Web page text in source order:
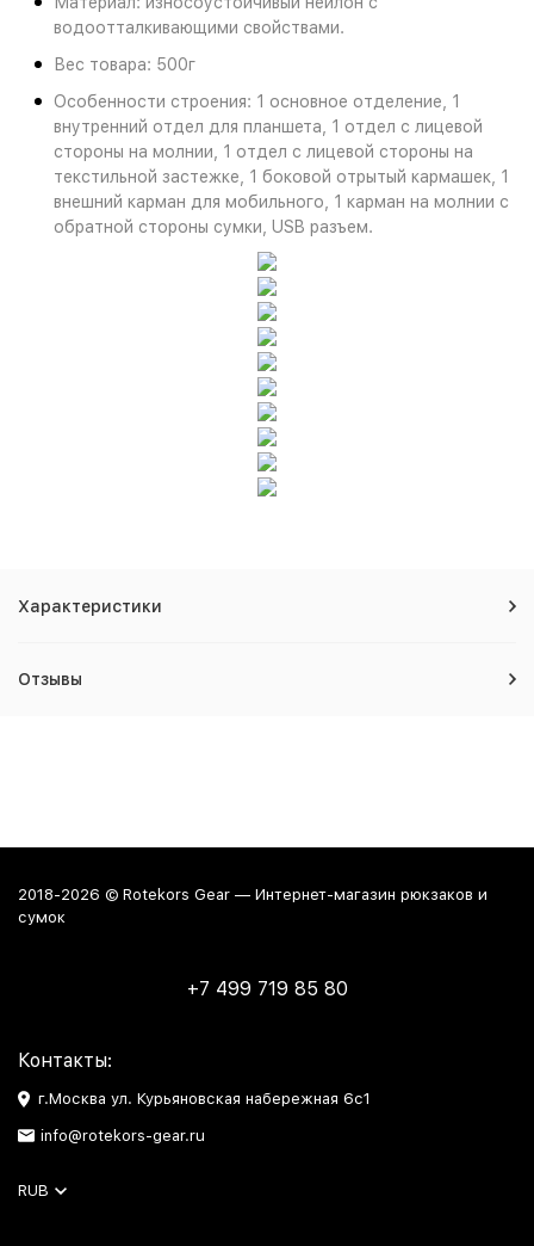
водоотталкивающими свойствами.
Вес товара: 500г
Особенности строения: 1 основное отделение, 1
внутренний отдел для планшета, 1 отдел с лицевой
стороны на молнии, 1 отдел с лицевой стороны на
текстильной застежке, 1 боковой отрытый кармашек, 1
внешний карман для мобильного, 1 карман на молнии с
обратной стороны сумки, USB разъем.
Характеристики
Отзывы
2018-2026 © Rotekors Gear — Интернет-магазин рюкзаков и
сумок
+7 499 719 85 80
Контакты:
г.Москва ул. Курьяновская набережная 6с1
info@rotekors-gear.ru
RUB